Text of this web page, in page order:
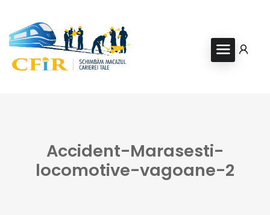
Accident-Marasesti-
locomotive-vagoane-2